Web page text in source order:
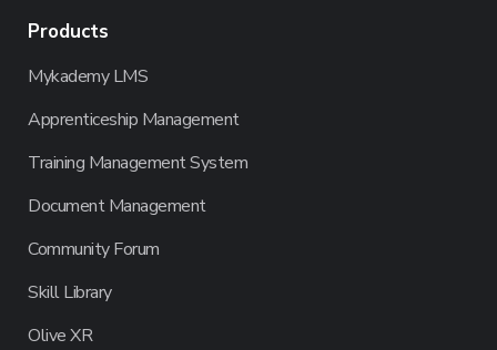
Products
Mykademy LMS
Apprenticeship Management
Training Management System
Document Management
Community Forum
Skill Library
Olive XR